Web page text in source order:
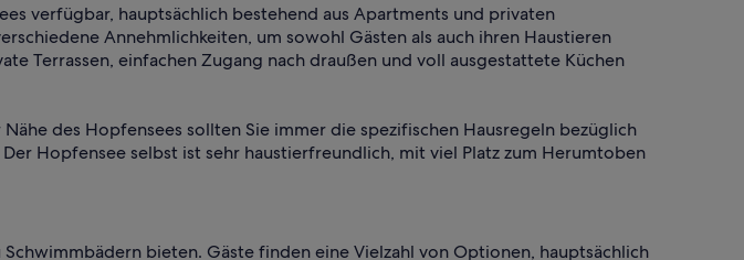
verfügbar, hauptsächlich bestehend aus Apartments und privaten
Annehmlichkeiten, um sowohl Gästen als auch ihren Haustieren
Terrassen, einfachen Zugang nach draußen und voll ausgestattete Küchen
des Hopfensees sollten Sie immer die spezifischen Hausregeln bezüglich
Hopfensee selbst ist sehr haustierfreundlich, mit viel Platz zum Herumtoben
bieten. Gäste finden eine Vielzahl von Optionen, hauptsächlich